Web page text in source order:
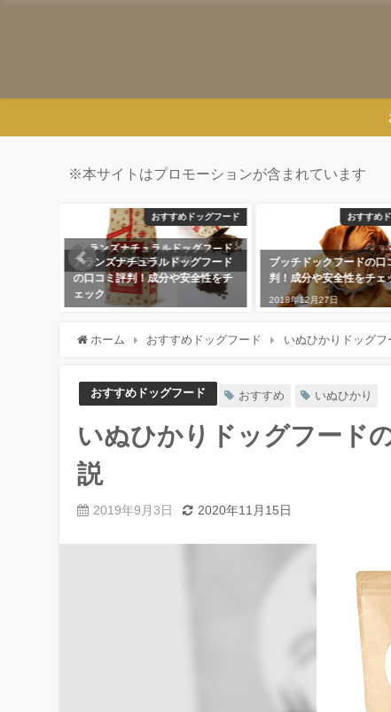
※本サイトはプロモーションが含まれています
おすすめドッグフード
アランズナチュラルドッグフード
の口コミ評判！成分や安全性をチ
ェック
おすすめ
ブッチドックフードの口
判！成分や安全性をチェ
2018年12月27日
ホーム おすすめドッグフード いぬひかりドッグ
おすすめドッグフード おすすめ いぬひかり
いぬひかりドッグフード
説
2019年9月3日 2020年11月15日